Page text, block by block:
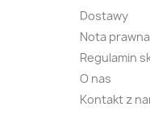
Dostawy
Nota prawna
Regulamin
O nas
Kontakt z